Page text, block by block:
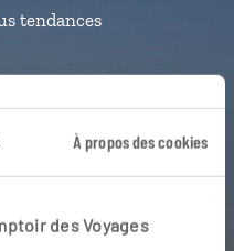
À propos des cookies
des Voyages
tendances